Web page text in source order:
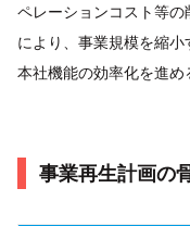
ペレーションコスト等
により、事業規模を縮
本社機能の効率化を進め
事業再生計画の